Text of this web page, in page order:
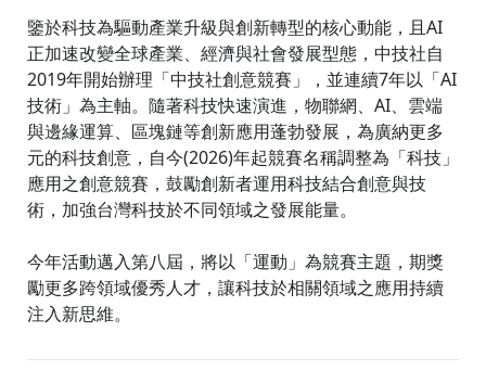
鑒於科技為驅動產業升級與創新轉型的核心動能，且AI
正加速改變全球產業、經濟與社會發展型態，中技社自
2019年開始辦理「中技社創意競賽」，並連續7年以「AI
技術」為主軸。隨著科技快速演進，物聯網、AI、雲端
與邊緣運算、區塊鏈等創新應用蓬勃發展，為廣納更多
元的科技創意，自今(2026)年起競賽名稱調整為「科技」
應用之創意競賽，鼓勵創新者運用科技結合創意與技
術，加強台灣科技於不同領域之發展能量。
今年活動邁入第八屆，將以「運動」為競賽主題，期獎
勵更多跨領域優秀人才，讓科技於相關領域之應用持續
注入新思維。